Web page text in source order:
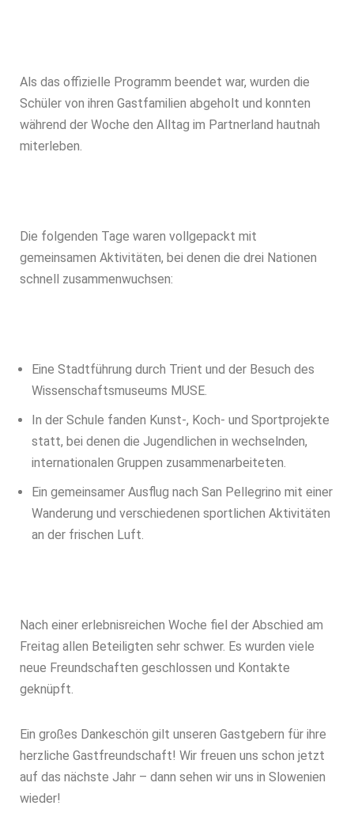
Als das offizielle Programm beendet war, wurden die
Schüler von ihren Gastfamilien abgeholt und konnten
während der Woche den Alltag im Partnerland hautnah
miterleben.
Die folgenden Tage waren vollgepackt mit
gemeinsamen Aktivitäten, bei denen die drei Nationen
schnell zusammenwuchsen:
Eine Stadtführung durch Trient und der Besuch des
Wissenschaftsmuseums MUSE.
In der Schule fanden Kunst-, Koch- und Sportprojekte
statt, bei denen die Jugendlichen in wechselnden,
internationalen Gruppen zusammenarbeiteten.
Ein gemeinsamer Ausflug nach San Pellegrino mit einer
Wanderung und verschiedenen sportlichen Aktivitäten
an der frischen Luft.
Nach einer erlebnisreichen Woche fiel der Abschied am
Freitag allen Beteiligten sehr schwer. Es wurden viele
neue Freundschaften geschlossen und Kontakte
geknüpft.
Ein großes Dankeschön gilt unseren Gastgebern für ihre
herzliche Gastfreundschaft! Wir freuen uns schon jetzt
auf das nächste Jahr – dann sehen wir uns in Slowenien
wieder!